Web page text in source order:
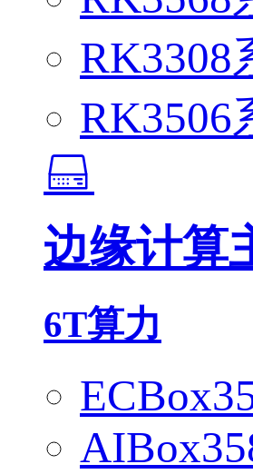
RK3308
RK3506
边缘计算
6T算力